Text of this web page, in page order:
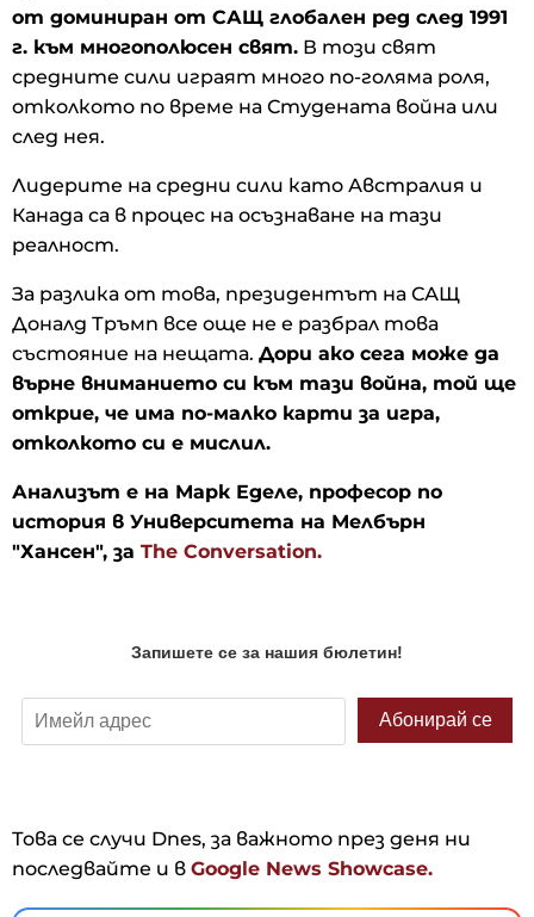
от доминиран от САЩ глобален ред след 1991
г. към многополюсен свят. В този свят
средните сили играят много по-голяма роля,
отколкото по време на Студената война или
след нея.
Лидерите на средни сили като Австралия и
Канада са в процес на осъзнаване на тази
реалност.
За разлика от това, президентът на САЩ
Доналд Тръмп все още не е разбрал това
състояние на нещата. Дори ако сега може да
върне вниманието си към тази война, той ще
открие, че има по-малко карти за игра,
отколкото си е мислил.
Анализът е на Марк Еделе, професор по
история в Университета на Мелбърн
"Хансен", за The Conversation.
Това се случи Dnes, за важното през деня ни
последвайте и в Google News Showcase.